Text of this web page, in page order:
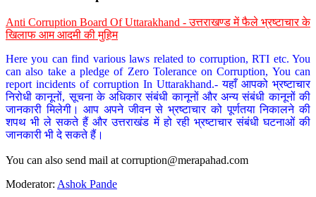
Anti Corruption Board Of Uttarakhand - उत्तराखण्ड में फैले भ्रष्टाचार के
खिलाफ आम आदमी की मुहिम
Here you can find various laws related to corruption, RTI etc. You
can also take a pledge of Zero Tolerance on Corruption, You can
report incidents of corruption In Uttarakhand.- यहाँ आपको भ्रष्टाचार
निरोधी कानूनों, सूचना के अधिकार संबंधी कानूनों और अन्य संबंधी कानूनों की
जानकारी मिलेगी। आप अपने जीवन से भ्रष्टाचार को पूर्णतया निकालने की
शपथ भी ले सकते हैं और उत्तराखंड में हो रही भ्रष्टाचार संबंधी घटनाओं की
जानकारी भी दे सकते हैं।
You can also send mail at corruption@merapahad.com
Moderator: Ashok Pande